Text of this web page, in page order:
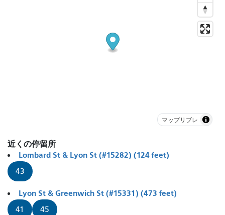
マップリブレ
近くの停留所
Lombard St & Lyon St (#15282) (124 feet)
43
Lyon St & Greenwich St (#15331) (473 feet)
41 45